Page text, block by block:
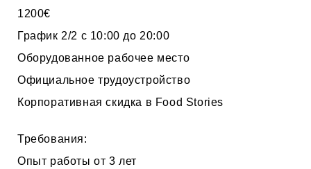
1200€
График 2/2 с 10:00 до 20:00
Оборудованное рабочее место
Официальное трудоустройство
Корпоративная скидка в Food Stories
Требования:
Опыт работы от 3 лет